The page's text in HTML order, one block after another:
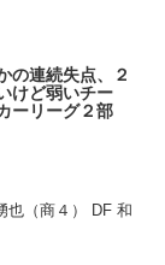
の連続失点、２
けど弱いチー
ーリーグ２部
（商４） DF 和